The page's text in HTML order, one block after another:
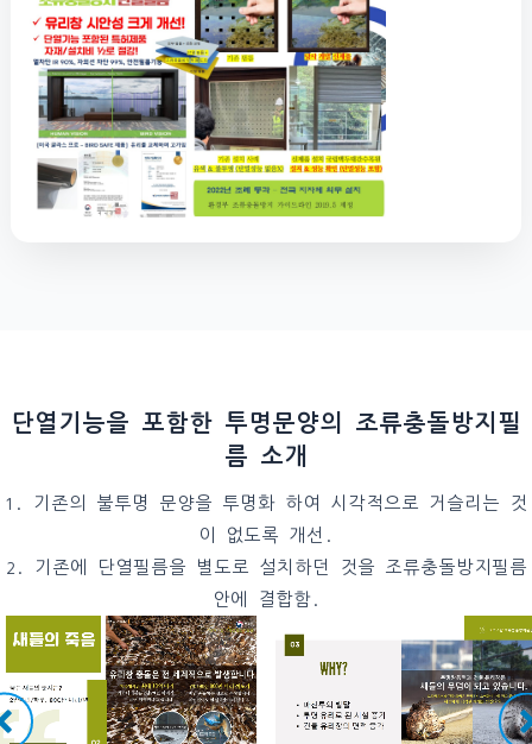
단열기능을 포함한 투명문양의 조류충돌방지필
름 소개
1. 기존의 불투명 문양을 투명화 하여 시각적으로 거슬리는 것
이 없도록 개선.
2. 기존에 단열필름을 별도로 설치하던 것을 조류충돌방지필름
안에 결합함.